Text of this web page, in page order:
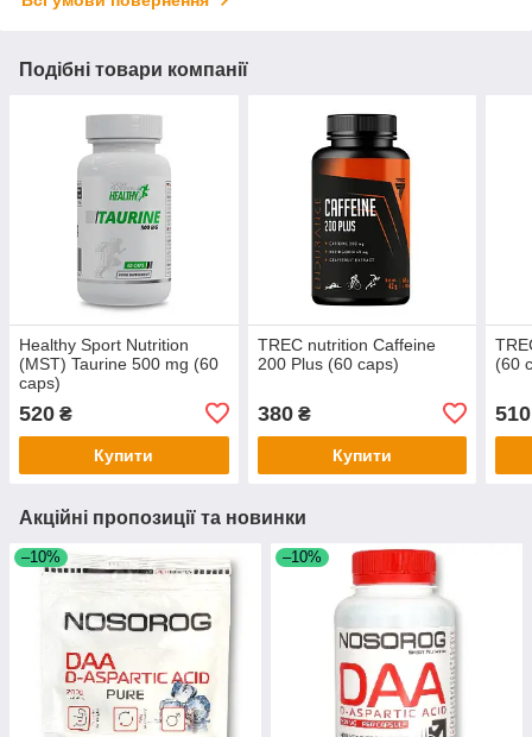
Подібні товари компанії
Healthy Sport Nutrition
(MST) Taurine 500 mg (60
caps)
520 ₴
Купити
TREC nutrition Caffeine
200 Plus (60 caps)
380₴
Купити
(60
510
Акційні пропозиції та новинки
–10% –10%